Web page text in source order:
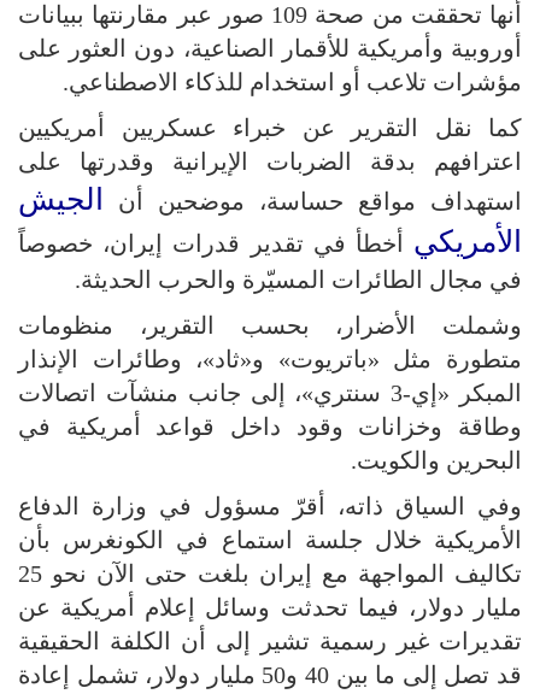
أنها تحققت من صحة 109 صور عبر مقارنتها ببيانات
أوروبية وأمريكية للأقمار الصناعية، دون العثور على
مؤشرات تلاعب أو استخدام للذكاء الاصطناعي.
كما نقل التقرير عن خبراء عسكريين أمريكيين
اعترافهم بدقة الضربات الإيرانية وقدرتها على
استهداف مواقع حساسة، موضحين أن
الجيش
الأمريكي أخطأ في تقدير قدرات إيران، خصوصاً
في مجال الطائرات المسيّرة والحرب الحديثة.
وشملت الأضرار، بحسب التقرير، منظومات
متطورة مثل «باتريوت» و«ثاد»، وطائرات الإنذار
المبكر «إي-3 سنتري»، إلى جانب منشآت اتصالات
وطاقة وخزانات وقود داخل قواعد أمريكية في
البحرين والكويت.
وفي السياق ذاته، أقرّ مسؤول في وزارة الدفاع
الأمريكية خلال جلسة استماع في الكونغرس بأن
تكاليف المواجهة مع إيران بلغت حتى الآن نحو 25
مليار دولار، فيما تحدثت وسائل إعلام أمريكية عن
تقديرات غير رسمية تشير إلى أن الكلفة الحقيقية
قد تصل إلى ما بين 40 و50 مليار دولار، تشمل إعادة